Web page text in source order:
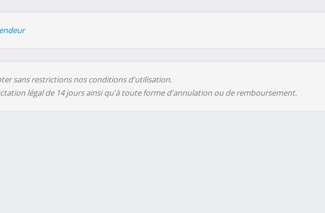
sans restrictions nos conditions d'utilisation.
légal de 14 jours ainsi qu'à toute forme d'annulation ou de remboursement.